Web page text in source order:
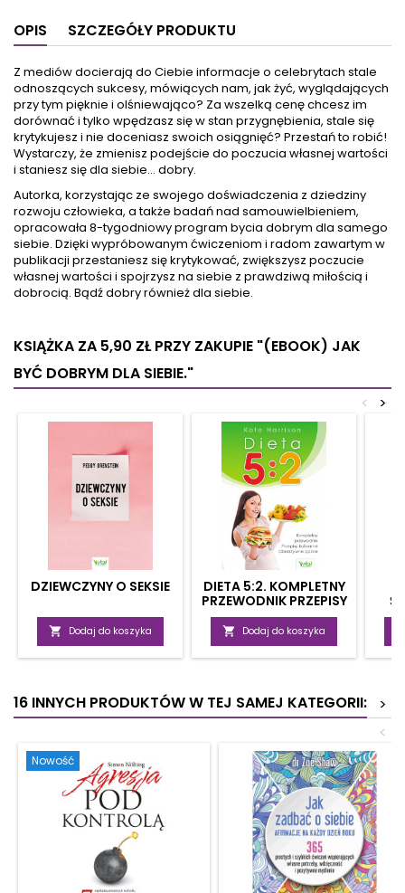
OPIS SZCZEGÓŁY PRODUKTU
Z mediów docierają do Ciebie informacje o celebrytach stale
odnoszących sukcesy, mówiących nam, jak żyć, wyglądających
przy tym pięknie i olśniewająco? Za wszelką cenę chcesz im
dorównać i tylko wpędzasz się w stan przygnębienia, stale się
krytykujesz i nie doceniasz swoich osiągnięć? Przestań to robić!
Wystarczy, że zmienisz podejście do poczucia własnej wartości
i staniesz się dla siebie… dobry.
Autorka, korzystając ze swojego doświadczenia z dziedziny
rozwoju człowieka, a także badań nad samouwielbieniem,
opracowała 8-tygodniowy program bycia dobrym dla samego
siebie. Dzięki wypróbowanym ćwiczeniom i radom zawartym w
publikacji przestaniesz się krytykować, zwiększysz poczucie
własnej wartości i spojrzysz na siebie z prawdziwą miłością i
dobrocią. Bądź dobry również dla siebie.
KSIĄŻKA ZA 5,90 ZŁPRZY ZAKUPIE "(EBOOK) JAK
BYĆ DOBRYM DLA SIEBIE."
>
<
DZIEWCZYNY O SEKSIE
 Dodaj do koszyka
DIETA 5:2. KOMPLETNY
PRZEWODNIK PRZEPISY
KULINARNE,
OBIEKTYWNE OPINIE
 Dodaj do koszyka
16 INNYCH PRODUKTÓW W TEJ SAMEJ KATEGORII:
>
<
Nowość